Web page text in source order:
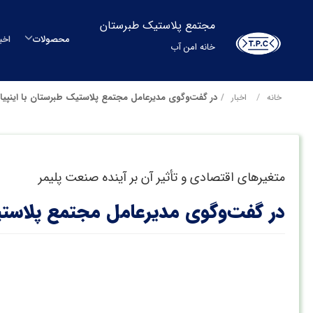
مجتمع پلاستیک طبرستان
خانه امن آب
محصولات
خانه اخبار در گفت‌وگوی مدیرعامل مجتمع پلاستیک طبرستان با
متغیرهای اقتصادی و تأثیر آن بر آینده صنعت پلیمر
در گفت‌وگوی مدیرعامل مجتمع